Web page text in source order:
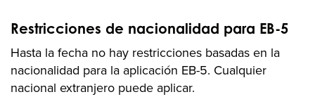
Restricciones de nacionalidad para EB-5
Hasta la fecha no hay restricciones basadas en la
nacionalidad para la aplicación EB-5. Cualquier
nacional extranjero puede aplicar.